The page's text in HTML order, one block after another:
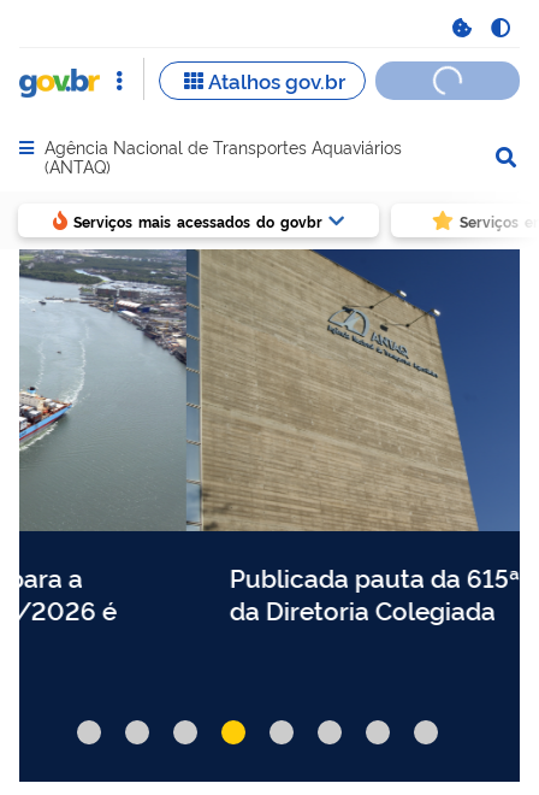
Abrir menu principal de navegação
Agência Nacional de Transportes Aquaviários
(ANTAQ)
Serviços mais acessados do govbr Serviços
Publicada pauta da 615ª Reunião
da Diretoria Colegiada